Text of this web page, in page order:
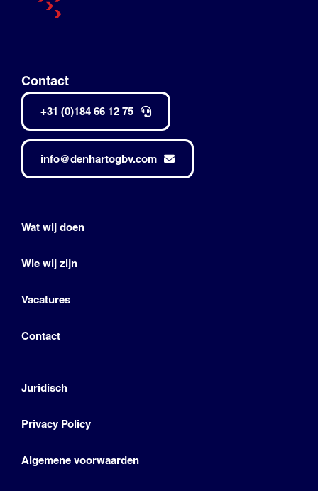
Contact
+31 (0)184 66 12 75
info@denhartogbv.com
Wat wij doen
Wie wij zijn
Vacatures
Contact
Juridisch
Privacy Policy
Algemene voorwaarden